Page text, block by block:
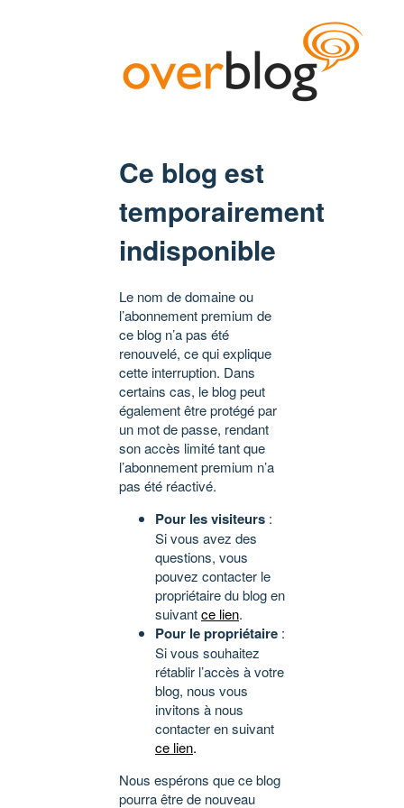
Ce blog est
temporairement
indisponible
Le nom de domaine ou
l’abonnement premium de
ce blog n’a pas été
renouvelé, ce qui explique
cette interruption. Dans
certains cas, le blog peut
également être protégé par
un mot de passe, rendant
son accès limité tant que
l’abonnement premium n’a
pas été réactivé.
Pour les visiteurs :
Si vous avez des
questions, vous
pouvez contacter le
propriétaire du blog en
suivantce lien.
Pour le propriétaire :
Si vous souhaitez
rétablir l’accès à votre
blog, nous vous
invitons à nous
contacter en suivant
ce lien.
Nous espérons que ce blog
pourra être de nouveau